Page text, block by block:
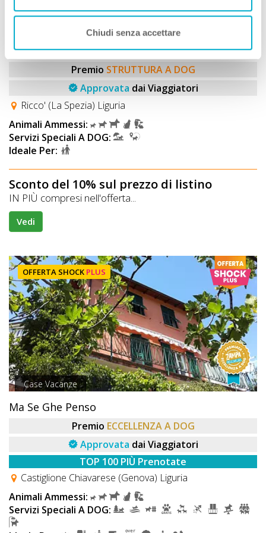
Chiudi senza accettare
Casa Vacanze Corte Paganini
Premio STRUTTURA A DOG
Approvata dai Viaggiatori
Ricco' (La Spezia) Liguria
Animali Ammessi:
Servizi Speciali A DOG:
Ideale Per:
Sconto del 10% sul prezzo di listino
IN PIÙ compresi nell'offerta...
Vedi
OFFERTA SHOCK PLUS
Case Vacanze
Ma Se Ghe Penso
Premio ECCELLENZA A DOG
Approvata dai Viaggiatori
TOP 100 PIÙ Prenotate
Castiglione Chiavarese (Genova) Liguria
Animali Ammessi:
Servizi Speciali A DOG: